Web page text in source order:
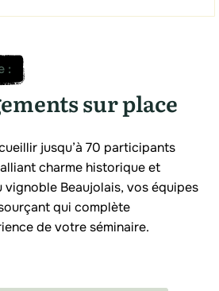
:
sur place
jusqu’à 70 participants
charme historique et
Beaujolais, vos équipes
qui complète
de votre séminaire.